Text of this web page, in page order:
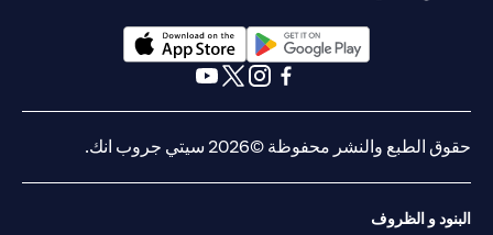
opens in a new tab
opens in a new tab
حقوق الطبع والنشر محفوظة ©2026 سيتي جروب انك.
البنود و الظروف